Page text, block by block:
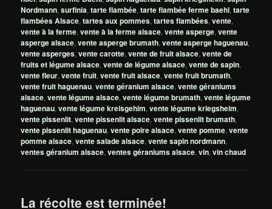
Nordmann,surfinia,tarte flambée,tarte flambée ferme baehl,tarte
flambées Alsace,tartes aux pommes,tartes flambées,vente,
vente à la ferme,vente à la ferme alsace,vente asperge,vente
asperge alsace,vente asperge brumath,vente asperge haguenau,
vente asperges,vente carotte,vente de fruit alsace,vente de
fruits et légume alsace,vente de légume alsace,vente de sapin,
vente fleur,vente fruit,vente fruit alsace,vente fruit brumath,
vente fruit haguenau,vente géranium alsace,vente géraniums
alsace,vente légume alsace,vente légume brumath,vente légume
haguenau,vente légume kreisgehim,vente légume kriegsheim,
vente pissenlit,vente pissenlit alsace,vente pissenlit brumath,
vente pissenlit haguenau,vente poire alsace,vente pomme,vente
pomme alsace,vente salade alsace,vente sapin nordmann,
ventes géranium alsace,ventes géraniums alsace,vin,vin chaud
La récolte est terminée!